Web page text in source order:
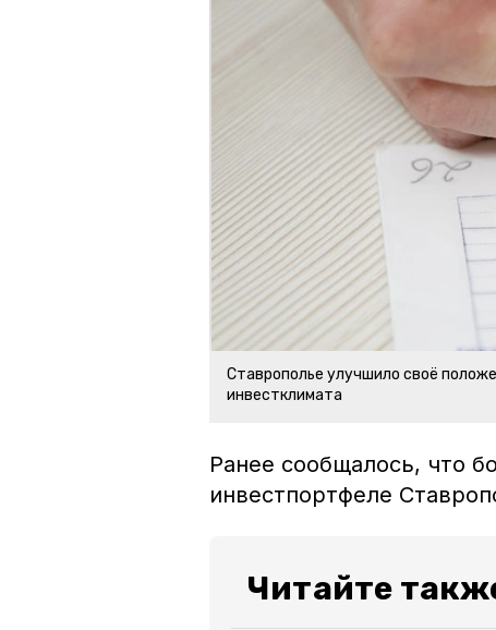
Ставрополье улучшило своё
инвестклимата
Ранее сообщалось, что
инвестпортфеле
Читайте